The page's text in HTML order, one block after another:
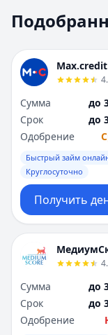
Max.credit
Сумма
до
Срок
до
Одобрение
Быстрый займ
Круглосуточно
Получить
Сумма
до
Срок
до
Одобрение